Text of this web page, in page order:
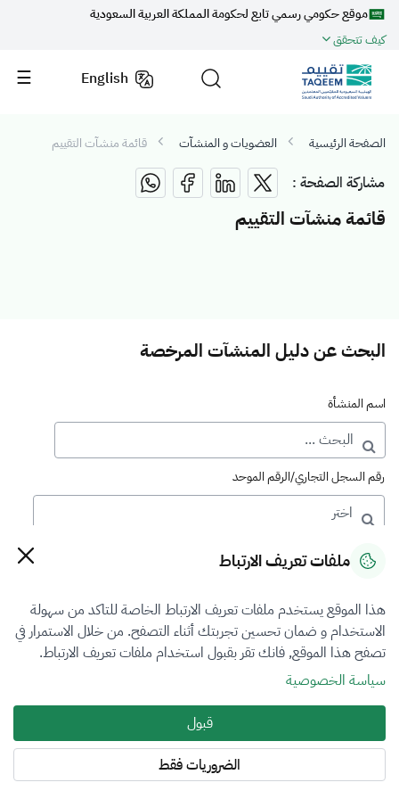
موقع حكومي رسمي تابع لحكومة المملكة العربية السعودية
كيف تتحقق
English
الصفحة الرئيسية العضويات و المنشآت قائمة منشآت التقييم
مشاركة الصفحة :
قائمة منشآت التقييم
البحث عن دليل المنشآت المرخصة
اسم المنشأة
رقم السجل التجاري/الرقم الموحد
رقم الترخيص
التصنيف
الكل
فرع التقييم
الآلات والمعدات والممتلكات المنقولة
ملفات تعريف الارتباط
هذا الموقع يستخدم ملفات تعريف الارتباط الخاصة للتاكد من سهولة
الاستخدام و ضمان تحسين تجربتك أثناء التصفح. من خلال الاستمرار في
تصفح هذا الموقع, فانك تقر بقبول استخدام ملفات تعريف الارتباط.
سياسة الخصوصية
قبول
الضروريات فقط